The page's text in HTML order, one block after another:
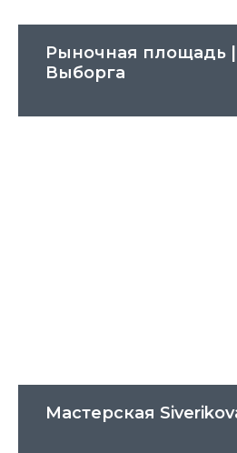
Рыночная площадь
Выборга
Мастерская